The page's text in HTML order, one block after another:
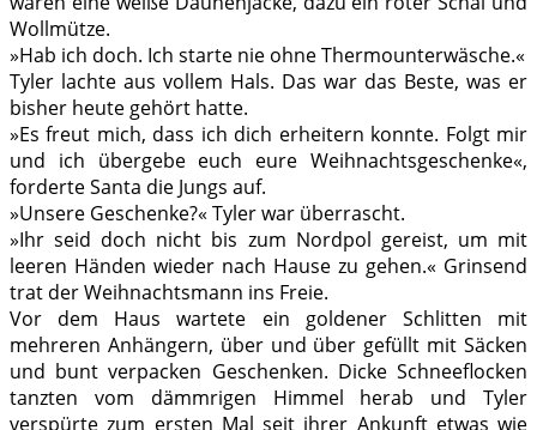
Wollmütze.
»Hab ich doch. Ich starte nie ohne Thermounterwäsche.«
Tyler lachte aus vollem Hals. Das war das Beste, was er
bisher heute gehört hatte.
»Es freut mich, dass ich dich erheitern konnte. Folgt mir
und ich übergebe euch eure Weihnachtsgeschenke«,
forderte Santa die Jungs auf.
»Unsere Geschenke?« Tyler war überrascht.
»Ihr seid doch nicht bis zum Nordpol gereist, um mit
leeren Händen wieder nach Hause zu gehen.« Grinsend
trat der Weihnachtsmann ins Freie.
Vor dem Haus wartete ein goldener Schlitten mit
mehreren Anhängern, über und über gefüllt mit Säcken
und bunt verpacken Geschenken. Dicke Schneeflocken
tanzten vom dämmrigen Himmel herab und Tyler
verspürte zum ersten Mal seit ihrer Ankunft etwas wie